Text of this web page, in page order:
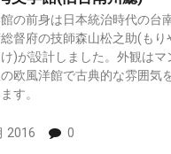
の前身は日本統治時代の台
督府の技師森山松之助(もり
)が設計しました。外観はマ
欧風洋館で古典的な雰囲気
す。
2016 0